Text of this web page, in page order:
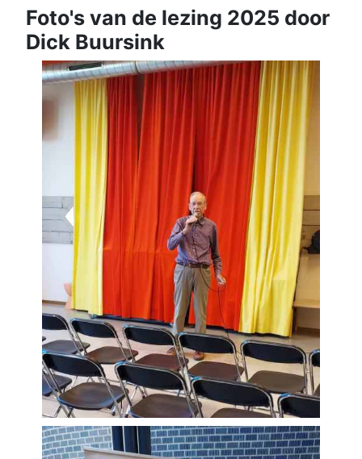
Foto's van de lezing 2025 door
Dick Buursink